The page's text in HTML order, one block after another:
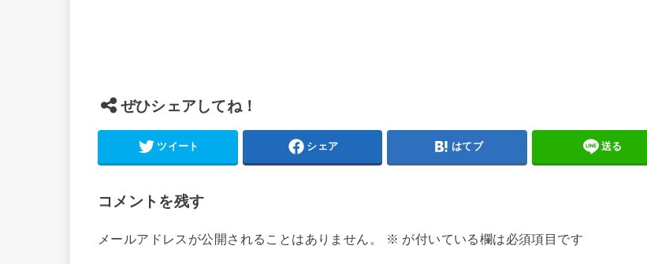
ぜひシェアしてね！
ツイート シェア はてブ 送る
コメントを残す
メールアドレスが公開されることはありません。 ※ が付いている欄は必須項目です